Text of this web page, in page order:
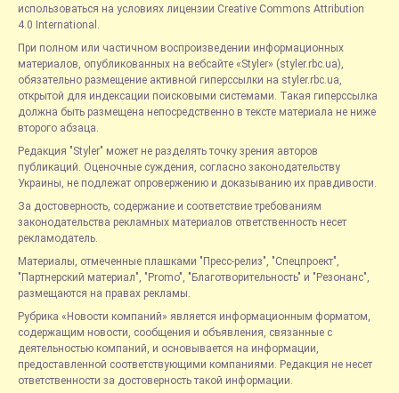
использоваться на условиях лицензии Creative Commons Attribution
4.0 International.
При полном или частичном воспроизведении информационных
материалов, опубликованных на вебсайте «Styler» (styler.rbc.ua),
обязательно размещение активной гиперссылки на styler.rbc.ua,
открытой для индексации поисковыми системами. Такая гиперссылка
должна быть размещена непосредственно в тексте материала не ниже
второго абзаца.
Редакция "Styler" может не разделять точку зрения авторов
публикаций. Оценочные суждения, согласно законодательству
Украины, не подлежат опровержению и доказыванию их правдивости.
За достоверность, содержание и соответствие требованиям
законодательства рекламных материалов ответственность несет
рекламодатель.
Материалы, отмеченные плашками "Пресс-релиз", "Спецпроект",
"Партнерский материал", "Promo", "Благотворительность" и "Резонанс",
размещаются на правах рекламы.
Рубрика «Новости компаний» является информационным форматом,
содержащим новости, сообщения и объявления, связанные с
деятельностью компаний, и основывается на информации,
предоставленной соответствующими компаниями. Редакция не несет
ответственности за достоверность такой информации.